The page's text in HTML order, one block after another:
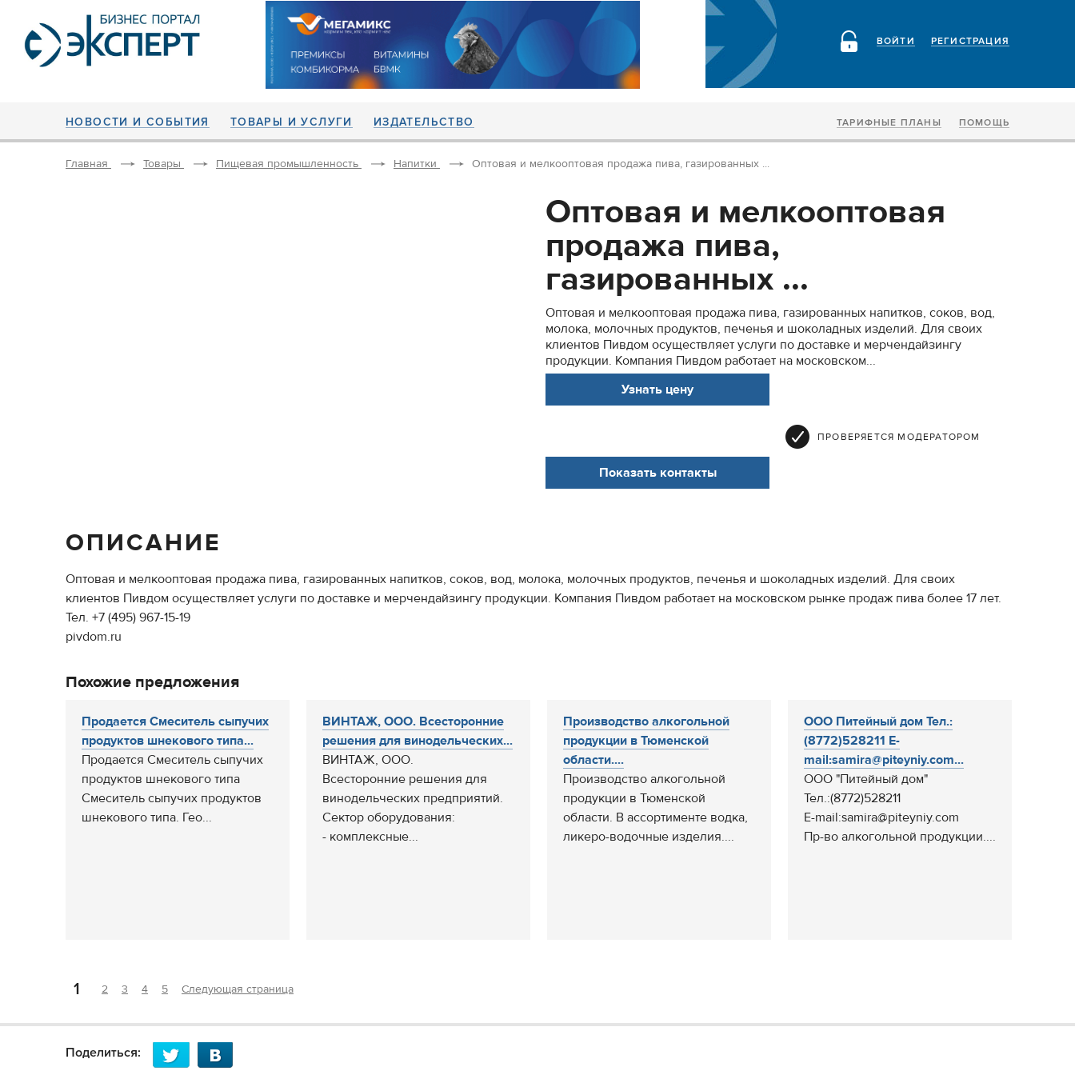
РЕГИСТРАЦИЯ
ВОЙТИ
НОВОСТИ И СОБЫТИЯ ТОВАРЫ И УСЛУГИ ИЗДАТЕЛЬСТВО ТАРИФНЫЕ ПЛАНЫ ПОМОЩЬ
Главная Товары Пищевая промышленность Напитки Оптовая и мелкооптовая продажа пива, газированных ...
Оптовая и мелкооптовая
продажа пива,
газированных ...
Оптовая и мелкооптовая продажа пива, газированных напитков, соков, вод,
молока, молочных продуктов, печенья и шоколадных изделий. Для своих
клиентов Пивдом осуществляет услуги по доставке и мерчендайзингу
продукции. Компания Пивдом работает на московском...
Узнать цену
ПРОВЕРЯЕТСЯ МОДЕРАТОРОМ
Показать контакты
ОПИСАНИЕ
Оптовая и мелкооптовая продажа пива, газированных напитков, соков, вод, молока, молочных продуктов, печенья и шоколадных изделий. Для своих
клиентов Пивдом осуществляет услуги по доставке и мерчендайзингу продукции. Компания Пивдом работает на московском рынке продаж пива более 17 лет.
Тел. +7 (495) 967-15-19
pivdom.ru
Похожие предложения
Продается Смеситель сыпучих
продуктов шнекового типа...
Продается Смеситель сыпучих
продуктов шнекового типа
Смеситель сыпучих продуктов
шнекового типа. Гео...
ВИНТАЖ, ООО. Всесторонние
решения для винодельческих...
ВИНТАЖ, ООО.
Всесторонние решения для
винодельческих предприятий.
Сектор оборудования:
- комплексные...
Производство алкогольной
продукции в Тюменской
области....
Производство алкогольной
продукции в Тюменской
области. В ассортименте водка,
ликеро-водочные изделия....
ООО Питейный дом Тел.:
(8772)528211 E-
mail:samira@piteyniy.com...
ООО "Питейный дом"
Тел.:(8772)528211
E-mail:samira@piteyniy.com
Пр-во алкогольной продукции....
1 2 3 4 5 Следующая страница
Поделиться: